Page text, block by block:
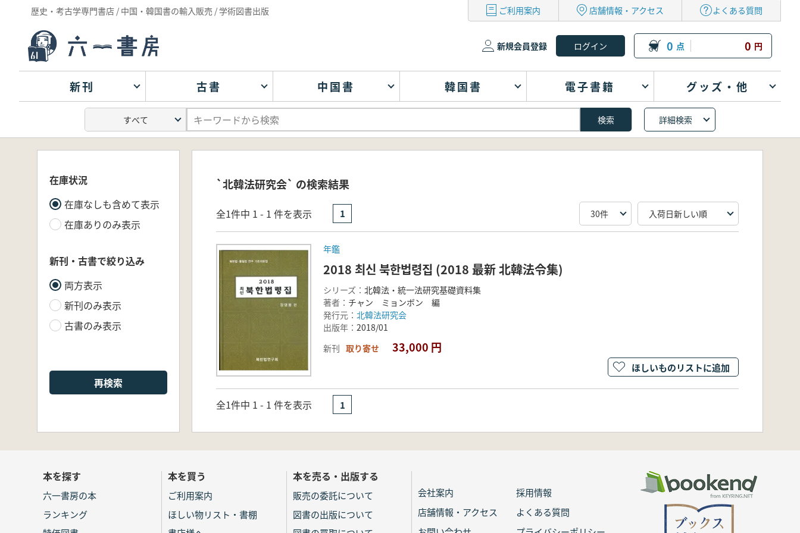
歴史・考古学専門書店 / 中国・韓国書の輸入販売 / 学術図書出版 ご利用案内 店舗情報・アクセス よくある質問
新規会員登録 0 点 0 円
新刊 古書 中国書 韓国書 電子書籍 グッズ・他
詳細検索
在庫状況
在庫なしも含めて表示
在庫ありのみ表示
新刊・古書で絞り込み
両方表示
新刊のみ表示
古書のみ表示
再検索
`北韓法研究会` の検索結果
全1件中 1 - 1 件を表示 1
年鑑
2018 최신 북한법령집 (2018 最新 北韓法令集)
シリーズ： 北韓法・統一法研究基礎資料集
著者： チャン ミョンボン 編
発行元： 北韓法研究会
出版年： 2018/01
新刊 取り寄せ 33,000 円
ほしいものリストに追加
全1件中 1 - 1 件を表示 1
本を探す
六一書房の本
ランキング
本を買う
ご利用案内
ほしい物リスト・書棚
本を売る・出版する
販売の委託について
図書の出版について
会社案内
採用情報
店舗情報・アクセス
よくある質問